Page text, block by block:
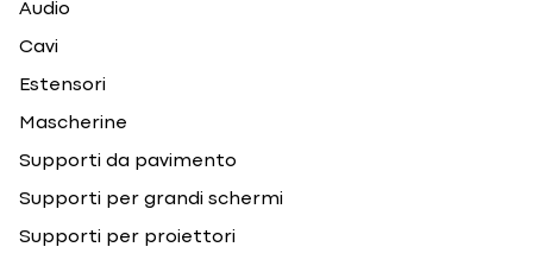
Audio
Cavi
Estensori
Mascherine
Supporti da pavimento
Supporti per grandi schermi
Supporti per proiettori